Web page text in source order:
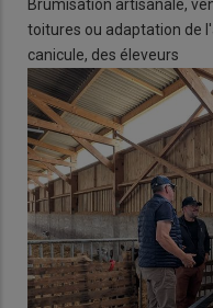
Brumisation artisanale,
toitures ou adaptation de
canicule, des éleveurs